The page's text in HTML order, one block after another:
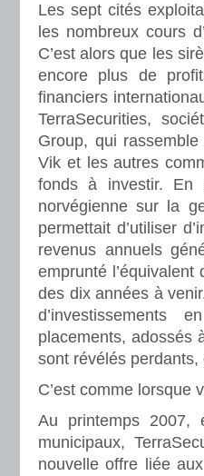
Les sept cités
les nombreux cours
C’est alors que les
encore plus de
financiers
TerraSecurities,
Group, qui rassemble
Vik et les autres
fonds à investir. En
norvégienne sur la
permettait d’utiliser
revenus annuels
emprunté l’équivalent
des dix années à
d’investissements
placements, adossés
sont révélés
C’est comme lorsque
Au printemps 2007,
municipaux,
nouvelle offre liée